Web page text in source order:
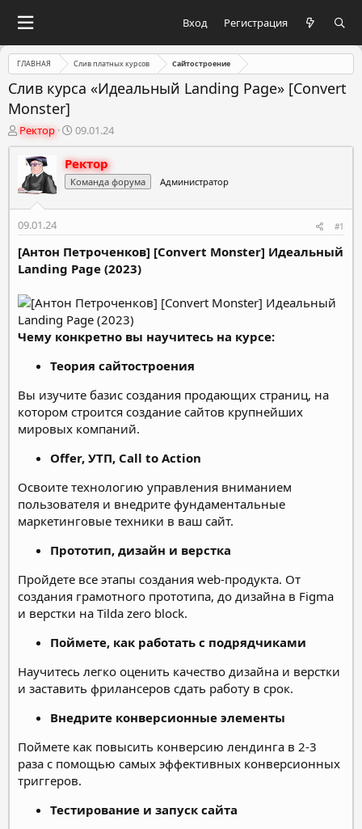
Вход Регистрация
ГЛАВНАЯ Слив платных курсов Сайтостроение
Слив курса «Идеальный Landing Page» [Convert
Monster]
А
в
р
м
ы
Ректор
Д
а
т
а
н
а
а
09.01.24
Ректор
Команда форума Администратор
09.01.24 #1
[Антон Петроченков] [Convert Monster] Идеальный
Landing Page (2023)
Чему конкретно вы научитесь на курсе:
Теория сайтостроения
Вы изучите базис создания продающих страниц, на
котором строится создание сайтов крупнейших
мировых компаний.
Offer, УТП, Call to Action
Освоите технологию управления вниманием
пользователя и внедрите фундаментальные
маркетинговые техники в ваш сайт.
Прототип, дизайн и верстка
Пройдете все этапы создания web-продукта. От
создания грамотного прототипа, до дизайна в Figma
и верстки на Tilda zero block.
Поймете, как работать с подрядчиками
Научитесь легко оценить качество дизайна и верстки
и заставить фрилансеров сдать работу в срок.
Внедрите конверсионные элементы
Поймете как повысить конверсию лендинга в 2-3
раза с помощью самых эффективных конверсионных
триггеров.
Тестирование и запуск сайта